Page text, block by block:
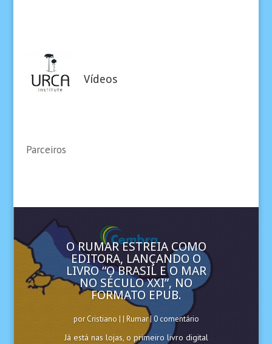
Vídeos
Parceiros
O RUMAR ESTREIA COMO
EDITORA, LANÇANDO O
LIVRO “O BRASIL E O MAR
NO SÉCULO XXI”, NO
FORMATO EPUB.
porCristiano | | Rumar| 0 comentário
Já está nas lojas, o primeiro livro digital